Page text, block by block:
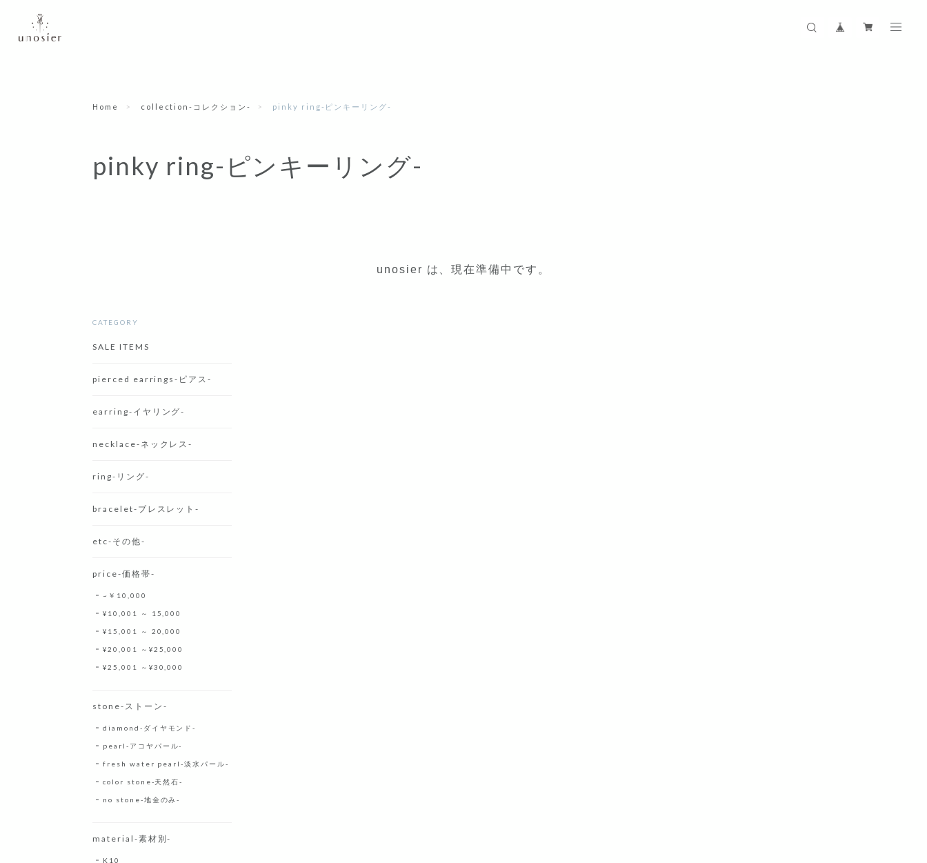
Home collection-コレクション- pinky ring-ピンキーリング-
pinky ring-ピンキーリング-
unosier は、現在準備中です。
CATEGORY
SALE ITEMS
pierced earrings-ピアス-
earring-イヤリング-
necklace-ネックレス-
ring-リング-
bracelet-ブレスレット-
etc-その他-
price-価格帯-
~￥10,000
¥10,001 ～ 15,000
¥15,001 ～ 20,000
¥20,001 ～¥25,000
¥25,001 ～¥30,000
stone-ストーン-
diamond-ダイヤモンド-
pearl-アコヤパール-
fresh water pearl-淡水パール-
color stone-天然石-
no stone-地金のみ-
material-素材別-
K10